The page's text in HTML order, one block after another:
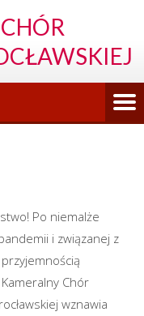
Po niemalże
i związanej z
Kameralny Chór
wznawia